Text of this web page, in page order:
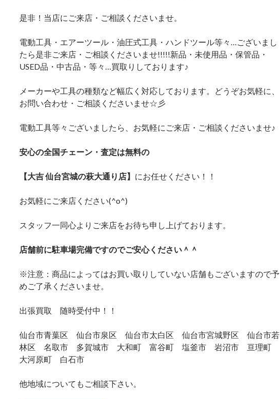
是非！当店にご来店・ご相談くださいませ。
電動工具・エアーツール・油圧式工具・ハンドツール等々…ございまし
たら是非ご来店・ご相談くださいませ!!!!!新品・未使用品・保管品・
USED品・中古品・等々…買取りしております♪
メーカーや工具の種類など幅広く対応しております。どうぞお気軽に、
お問い合わせ・ご相談くださいませ☆彡
電動工具等々ございましたら、お気軽にご来店・ご相談くださいませ♪
安心の全国チェーン・査定は無料の
【大吉 仙台宮城の萩大通り店】 にお任せください！！
お気軽にご来店ください(^o^)
スタッフ一同心よりご来店をお待ち申し上げております。
店舗前に駐車場完備ですのでご安心ください＾＾
※注意：商品によってはお買い取りしていない店舗もございますので予
めご了承くださいませ。
出張買取 随時受付中！！
仙台市青葉区 仙台市泉区 仙台市太白区 仙台市宮城野区 仙台市若
林区 名取市 多賀城市 大和町 富谷町 塩釜市 岩沼市 亘理町
大河原町 白石市
他地域についてもご相談下さい。